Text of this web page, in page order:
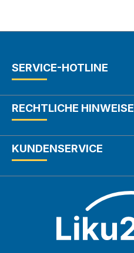
SERVICE-HOTLINE
RECHTLICHE HINWEISE
KUNDENSERVICE